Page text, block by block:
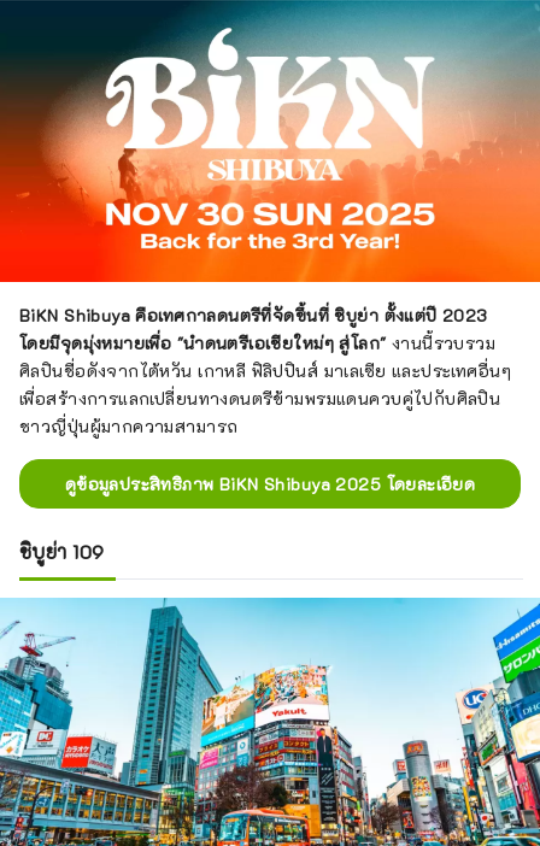
BiKN Shibuya คือเทศกาลดนตรีที่จัดขึ้นที่ ชิบูย่า ตั้งแต่ปี 2023
โดยมีจุดมุ่งหมายเพื่อ "นำดนตรีเอเชียใหม่ๆ สู่โลก"งานนี้รวบรวม
ศิลปินชื่อดังจากไต้หวัน เกาหลี ฟิลิปปินส์ มาเลเซีย และประเทศอื่นๆ
เพื่อสร้างการแลกเปลี่ยนทางดนตรีข้ามพรมแดนควบคู่ไปกับศิลปิน
ชาวญี่ปุ่นผู้มากความสามารถ
ดูข้อมูลประสิทธิภาพ BiKN Shibuya 2025 โดยละเอียด
ชิบูย่า 109